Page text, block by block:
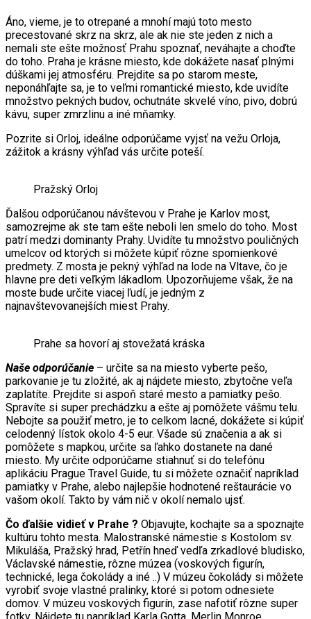
Áno, vieme, je to otrepané a mnohí majú toto mesto
precestované skrz na skrz, ale ak nie ste jeden z nich a
nemali ste ešte možnosť Prahu spoznať, neváhajte a choďte
do toho. Praha je krásne miesto, kde dokážete nasať plnými
dúškami jej atmosféru. Prejdite sa po starom meste,
neponáhľajte sa, je to veľmi romantické miesto, kde uvidíte
množstvo pekných budov, ochutnáte skvelé víno, pivo, dobrú
kávu, super zmrzlinu a iné mňamky.
Pozrite si Orloj, ideálne odporúčame vyjsť na vežu Orloja,
zážitok a krásny výhľad vás určite poteší.
Pražský Orloj
Ďalšou odporúčanou návštevou v Prahe je Karlov most,
samozrejme ak ste tam ešte neboli len smelo do toho. Most
patrí medzi dominanty Prahy. Uvidíte tu množstvo pouličných
umelcov od ktorých si môžete kúpiť rôzne spomienkové
predmety. Z mosta je pekný výhľad na lode na Vltave, čo je
hlavne pre deti veľkým lákadlom. Upozorňujeme však, že na
moste bude určite viacej ľudí, je jedným z
najnavštevovanejších miest Prahy.
Prahe sa hovorí aj stovežatá kráska
Naše odporúčanie – určite sa na miesto vyberte pešo,
parkovanie je tu zložité, ak aj nájdete miesto, zbytočne veľa
zaplatíte. Prejdite si aspoň staré mesto a pamiatky pešo.
Spravíte si super prechádzku a ešte aj pomôžete vášmu telu.
Nebojte sa použiť metro, je to celkom lacné, dokážete si kúpiť
celodenný lístok okolo 4-5 eur. Všade sú značenia a ak si
pomôžete s mapkou, určite sa ľahko dostanete na dané
miesto. My určite odporúčame stiahnuť si do telefónu
aplikáciu Prague Travel Guide, tu si môžete označiť napríklad
pamiatky v Prahe, alebo najlepšie hodnotené reštaurácie vo
vašom okolí. Takto by vám nič v okolí nemalo ujsť.
Čo ďalšie vidieť v Prahe ? Objavujte, kochajte sa a spoznajte
kultúru tohto mesta. Malostranské námestie s Kostolom sv.
Mikuláša, Pražský hrad, Petřín hneď vedľa zrkadlové bludisko,
Václavské námestie, rôzne múzea (voskových figurín,
technické, lega čokolády a iné ..) V múzeu čokolády si môžete
vyrobiť svoje vlastné pralinky, ktoré si potom odnesiete
domov. V múzeu voskových figurín, zase nafotiť rôzne super